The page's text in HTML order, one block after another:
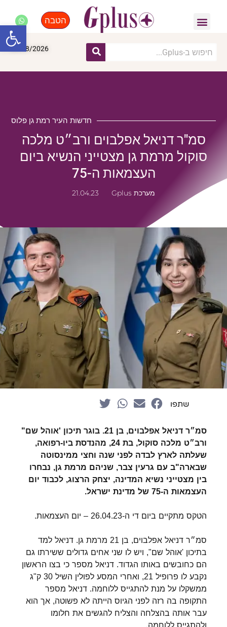
הטבה
08/08/2026
חדשות העיר רמת גן פלוס
סמ"ר דניאל אפלבוים ורב״ט מלכה
סוקול מרמת גן מצטייני הנשיא ביום
העצמאות ה-75
מערכת Gplus 21.04.23
שתפו
סמ״ר דניאל אפלבוים, בן 21. בוגר תיכון 'אוהל שם"
ו רב״ט מלכה סוקול, בת 24, מהנדסת ביו-רפואה,
שעלתה לארץ לבדה לפני שנה וחצי ממינסוטה
שבארה"ב עם גרעין צבר, שניהם מרמת גן, נבחרו
בין מצטייני נשיא המדינה, יצחק הרצוג, לכבוד יום
העצמאות ה-75 של מדינת ישראל.
הטקס מתקיים ביום די ה-26.04.23 – יום העצמאות.
סמ״ר דניאל אפלבוים, בן 21 מרמת גן. דניאל למד
בתיכון 'אוהל שם", ויש לו שני אחים גדולים ששירתו גם
הם כחובשים באותו הגדוד. דניאל מספר כי בצו הראשון
נקבע לו פרופיל 21, ואחרי המסע לפולין השיל 30 ק"ג
ממשקלו על מנת להתגייס ללוחמה. דניאל מספר
התקופה בה רזה לפני הגיוס הייתה לא פשוטה, אך הוא
עבר אותה בהצלחה והצליח להגשים את חלומו
פתח